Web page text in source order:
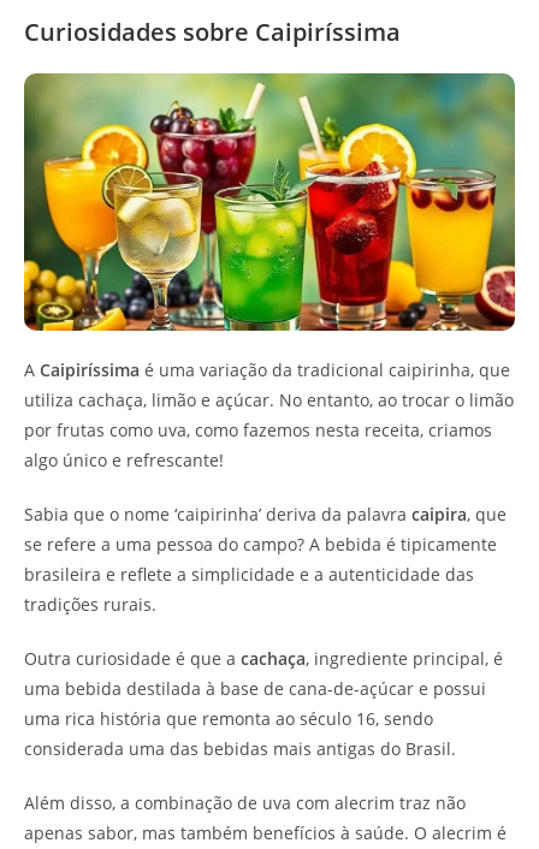
Curiosidades sobre Caipiríssima
A Caipiríssima é uma variação da tradicional caipirinha, que
utiliza cachaça, limão e açúcar. No entanto, ao trocar o limão
por frutas como uva, como fazemos nesta receita, criamos
algo único e refrescante!
Sabia que o nome ‘caipirinha’ deriva da palavra caipira, que
se refere a uma pessoa do campo? A bebida é tipicamente
brasileira e reflete a simplicidade e a autenticidade das
tradições rurais.
Outra curiosidade é que a cachaça, ingrediente principal, é
uma bebida destilada à base de cana-de-açúcar e possui
uma rica história que remonta ao século 16, sendo
considerada uma das bebidas mais antigas do Brasil.
Além disso, a combinação de uva com alecrim traz não
apenas sabor, mas também benefícios à saúde. O alecrim é